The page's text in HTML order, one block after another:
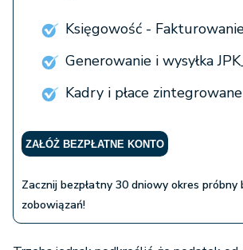
Księgowość -
Generowanie i wysyłka
Kadry i płace
ZAŁÓŻ BEZPŁATNE KONTO
Zacznij bezpłatny 30 dniowy okres próbny
zobowiązań!